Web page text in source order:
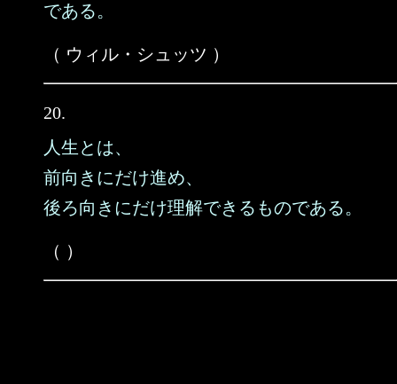
である。
（ ウィル・シュッツ ）
20.
人生とは、
前向きにだけ進め、
後ろ向きにだけ理解できるものである。
（ ）